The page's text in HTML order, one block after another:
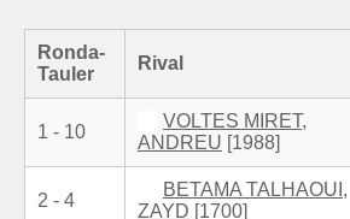
Ronda-
Tauler
Rival
1 - 10
VOLTES MIRET,
ANDREU [1988]
2 - 4
BETAMA TALHAOUI,
ZAYD [1700]